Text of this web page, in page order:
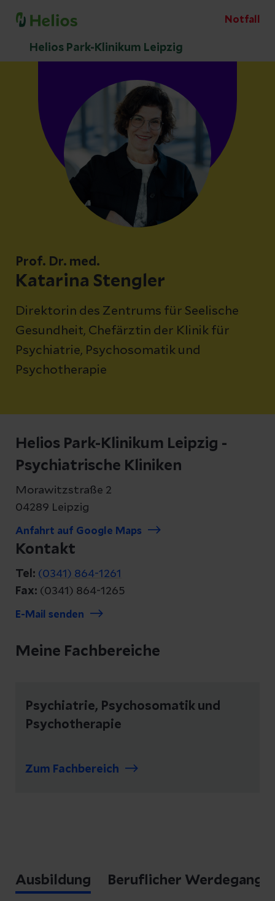
Notfall
Helios Park-Klinikum Leipzig
Prof. Dr. med.
Katarina Stengler
Direktorin des Zentrums für Seelische
Gesundheit, Chefärztin der Klinik für
Psychiatrie, Psychosomatik und
Psychotherapie
Helios Park-Klinikum Leipzig -
Psychiatrische Kliniken
Morawitzstraße 2
04289 Leipzig
Anfahrt auf Google Maps
Kontakt
Tel: (0341) 864-1261
Fax: (0341) 864-1265
E-Mail senden
Meine Fachbereiche
Psychiatrie, Psychosomatik und
Psychotherapie
Zum Fachbereich
Ausbildung Beruflicher Werdegang